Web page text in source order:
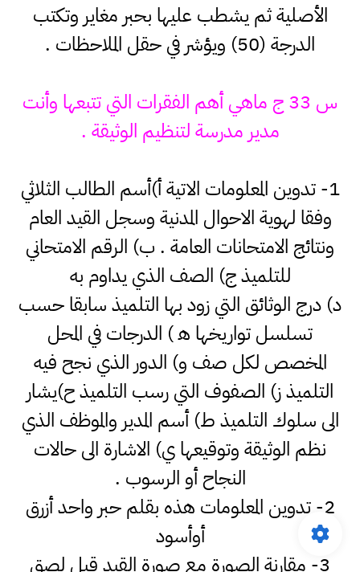
الأصلية ثم يشطب عليها بحبر مغاير وتكتب
الدرجة (50) ويؤشر في حقل الملاحظات .
س 33 ج ماهي أهم الفقرات التي تتبعها وأنت
مدير مدرسة لتنظيم الوثيقة .
1- تدوين المعلومات الاتية أ)أسم الطالب الثلاثي
وفقا لهوية الاحوال المدنية وسجل القيد العام
ونتائج الامتحانات العامة . ب) الرقم الامتحاني
للتلميذ ج) الصف الذي يداوم به
د) درج الوثائق التي زود بها التلميذ سابقا حسب
تسلسل تواريخها ﮬ ) الدرجات في المحل
المخصص لكل صف و) الدور الذي نجح فيه
التلميذ ز) الصفوف التي رسب التلميذ ح)يشار
الى سلوك التلميذ ط) أسم المدير والموظف الذي
نظم الوثيقة وتوقيعها ي) الاشارة الى حالات
النجاح أو الرسوب .
2- تدوين المعلومات هذه بقلم حبر واحد أزرق
أوأسود
3- مقارنة الصورة مع صورة القيد قبل لصق